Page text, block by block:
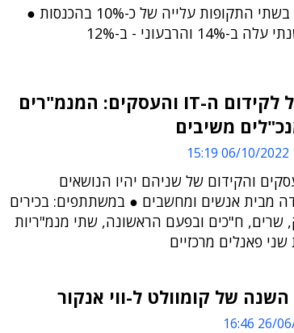
הקבוצה הציגה בשתי התקופות עלייה של כ-10% בהכנסות ●
והרבעוני - ב-12%
ועידת ישראל לקידום ה-IT והעסקים: המנמ"רים
משיבים
06/10/2022 15:19
והקידום של שניהם יהיו הנושאים
מבית אנשים ומחשבים ● במשתתפים: בכירים
שרים, ח"כים ובפעם הראשונה, שתי מנמ"ריות
פאנלים מרכזיים
של קומוולט ל-ווי אנקור
26/06/